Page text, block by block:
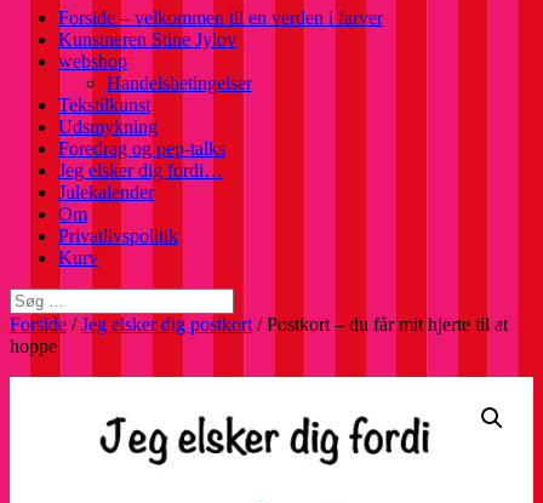
Forside – velkommen til en verden i farver
Kunstneren Stine Jylov
webshop
Handelsbetingelser
Tekstilkunst
Udsmykning
Foredrag og pep-talks
Jeg elsker dig fordi…
Julekalender
Om
Privatlivspolitik
Kurv
Forside /Jeg elsker dig postkort / Postkort – du får mit hjerte til at
hoppe